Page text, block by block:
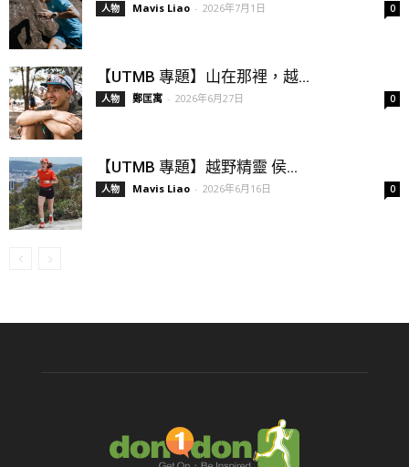
人物 Mavis Liao - 2026年7月1日 0
【UTMB 專題】山在那裡，越...
人物 鄭匡寓 - 2026年6月27日 0
【UTMB 專題】越野精靈 侯...
人物 Mavis Liao - 2026年6月16日 0